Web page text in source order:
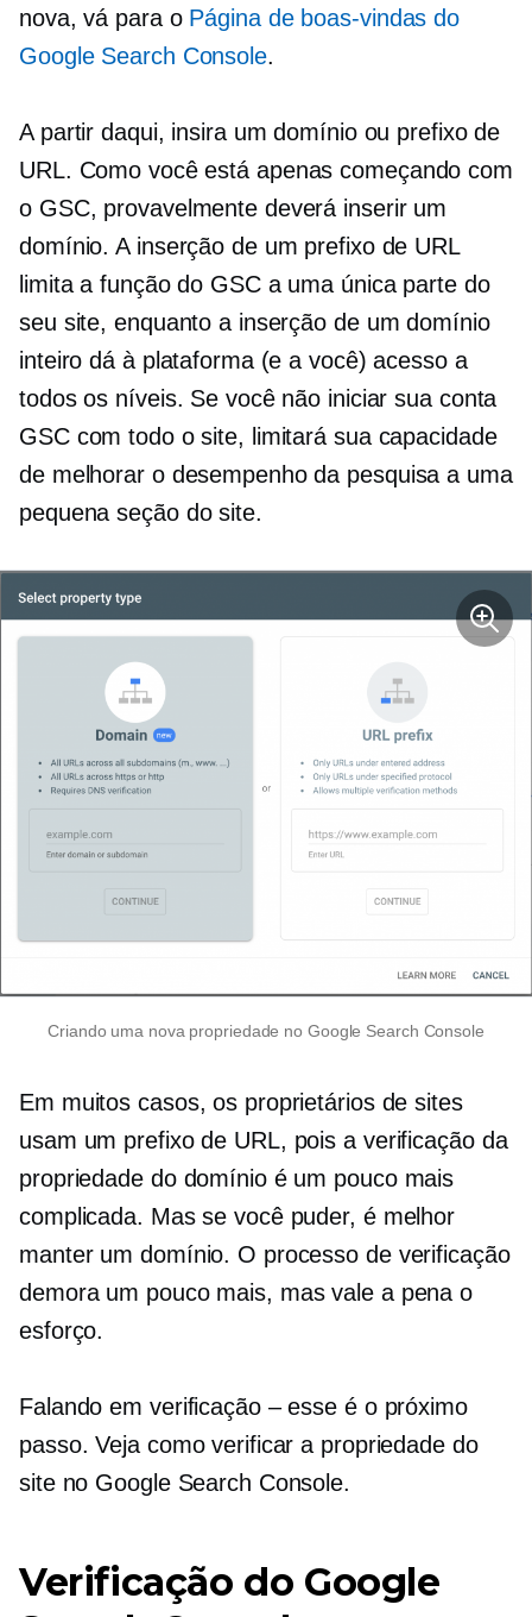
nova, vá para o Página de boas-vindas do
Google Search Console.
A partir daqui, insira um domínio ou prefixo de
URL. Como você está apenas começando com
o GSC, provavelmente deverá inserir um
domínio. A inserção de um prefixo de URL
limita a função do GSC a uma única parte do
seu site, enquanto a inserção de um domínio
inteiro dá à plataforma (e a você) acesso a
todos os níveis. Se você não iniciar sua conta
GSC com todo o site, limitará sua capacidade
de melhorar o desempenho da pesquisa a uma
pequena seção do site.
Criando uma nova propriedade no Google Search Console
Em muitos casos, os proprietários de sites
usam um prefixo de URL, pois a verificação da
propriedade do domínio é um pouco mais
complicada. Mas se você puder, é melhor
manter um domínio. O processo de verificação
demora um pouco mais, mas vale a pena o
esforço.
Falando em verificação – esse é o próximo
passo. Veja como verificar a propriedade do
site no Google Search Console.
Verificação do Google